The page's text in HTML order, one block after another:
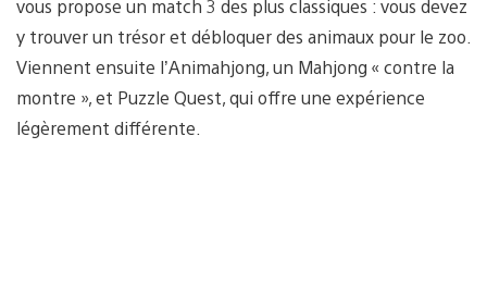
vous propose un match 3 des plus classiques : vous devez
y trouver un trésor et débloquer des animaux pour le zoo.
Viennent ensuite l’Animahjong, un Mahjong « contre la
montre », et Puzzle Quest, qui offre une expérience
légèrement différente.